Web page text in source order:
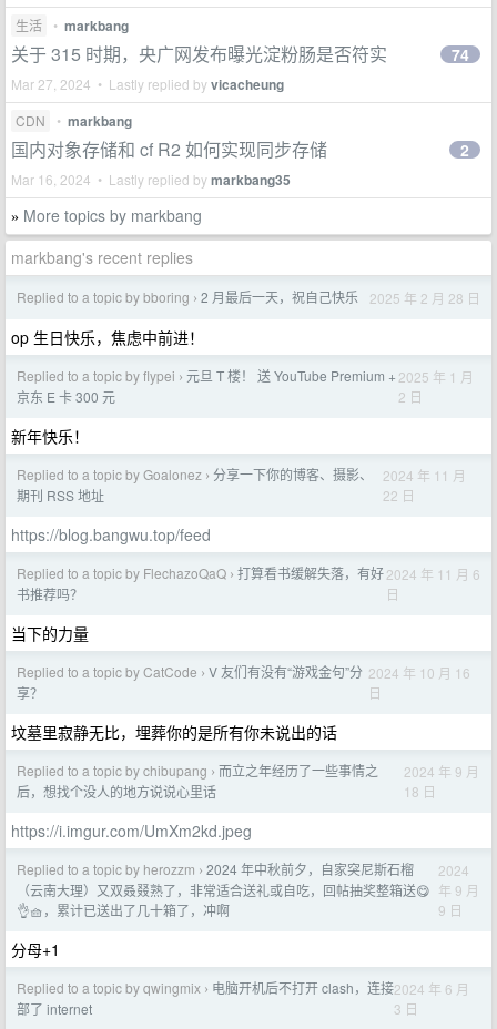
生活 • markbang
关于 315 时期，央广网发布曝光淀粉肠是否符实
Mar 27, 2024 • Lastly replied byvicacheung
74
CDN • markbang
国内对象存储和 cf R2 如何实现同步存储
Mar 16, 2024 • Lastly replied bymarkbang35
2
» More topics by markbang
markbang's recent replies
Replied to a topic by bboring › 2 月最后一天，祝自己快乐 2025 年 2 月 28 日
op 生日快乐，焦虑中前进！
Replied to a topic by flypei › 元旦 T 楼！ 送 YouTube Premium +
京东 E 卡 300 元
2025 年 1 月
2 日
新年快乐！
Replied to a topic by Goalonez › 分享一下你的博客、摄影、
期刊 RSS 地址
2024 年 11 月
22 日
https://blog.bangwu.top/feed
Replied to a topic by FlechazoQaQ › 打算看书缓解失落，有好
书推荐吗？
2024 年 11 月 6
日
当下的力量
Replied to a topic by CatCode › V 友们有没有“游戏金句”分
享？
2024 年 10 月 16
日
坟墓里寂静无比，埋葬你的是所有你未说出的话
Replied to a topic by chibupang › 而立之年经历了一些事情之
后，想找个没人的地方说说心里话
2024 年 9 月
18 日
https://i.imgur.com/UmXm2kd.jpeg
Replied to a topic by herozzm › 2024 年中秋前夕，自家突尼斯石榴
（云南大理）又双叒叕熟了，非常适合送礼或自吃，回帖抽奖整箱送😋
👌🧺，累计已送出了几十箱了，冲啊
2024
年 9 月
9 日
分母+1
Replied to a topic by qwingmix › 电脑开机后不打开 clash，连接
部了 internet
2024 年 6 月
3 日